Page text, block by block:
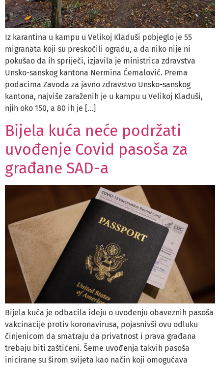
Iz karantina u kampu u Velikoj Kladuši pobjeglo je 55
migranata koji su preskočili ogradu, a da niko nije ni
pokušao da ih spriječi, izjavila je ministrica zdravstva
Unsko-sanskog kantona Nermina Ćemalović. Prema
podacima Zavoda za javno zdravstvo Unsko-sanskog
kantona, najviše zaraženih je u kampu u Velikoj Kladuši,
njih oko 150, a 80 ih je […]
Bijela kuća neće podržati
uvođenje Covid pasoša za
građane SAD-a
Bijela kuća je odbacila ideju o uvođenju obaveznih pasoša
vakcinacije protiv koronavirusa, pojasnivši ovu odluku
činjenicom da smatraju da privatnost i prava građana
trebaju biti zaštićeni. Šeme uvođenja takvih pasoša
inicirane su širom svijeta kao način koji omogućava